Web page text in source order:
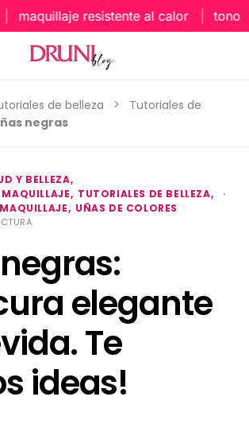
maquillaje resistente al calor tonos
de belleza
Tutoriales de
negras
Y BELLEZA
TUTORIALES DE BELLEZA
UÑAS DE COLORES
elegante
Te
ideas!